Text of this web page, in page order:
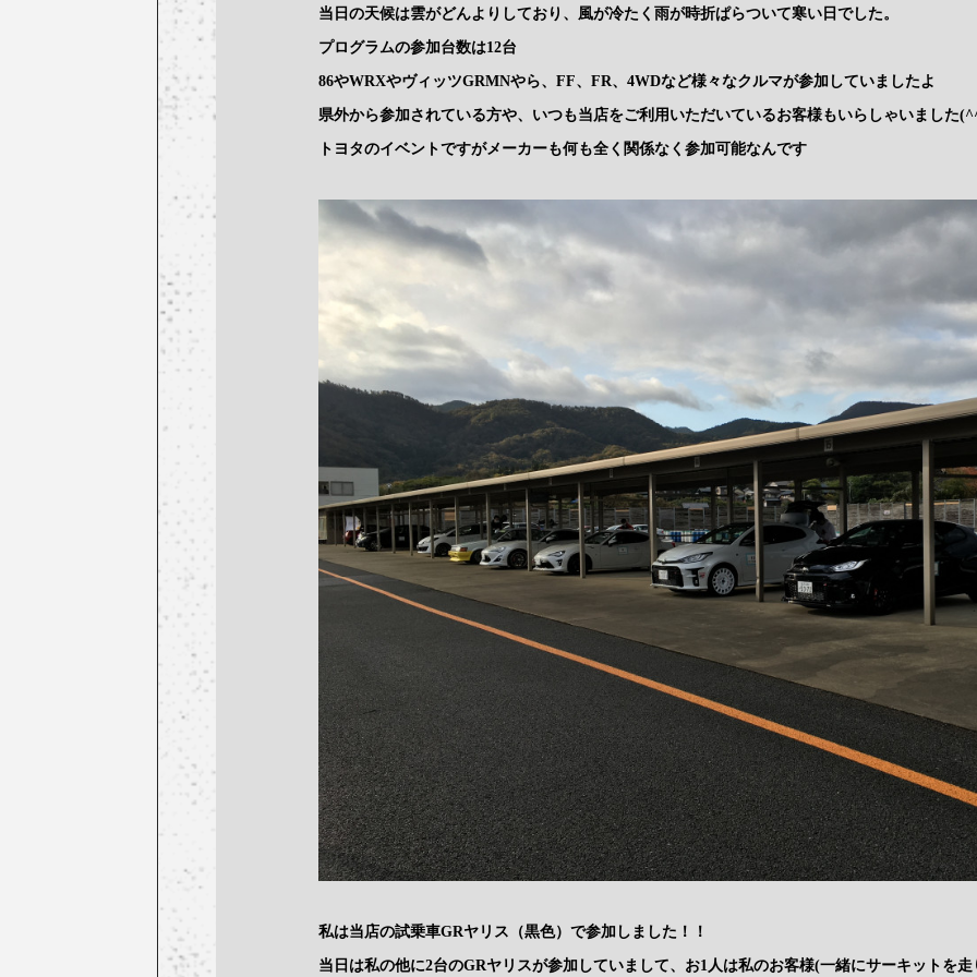
当日の天候は雲がどんよりしており、風が冷たく雨が時折ぱらついて寒い日でした。
プログラムの参加台数は12台
86やWRXやヴィッツGRMNやら、FF、FR、4WDなど様々なクルマが参加していましたよ
県外から参加されている方や、いつも当店をご利用いただいているお客様もいらしゃいました
トヨタのイベントですがメーカーも何も全く関係なく参加可能なんです
私は当店の試乗車GRヤリス（黒色）で参加しました！！
当日は私の他に2台のGRヤリスが参加していまして、お1人は私のお客様(一緒にサーキットを